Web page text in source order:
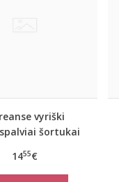
vyriški
šortukai
1455€